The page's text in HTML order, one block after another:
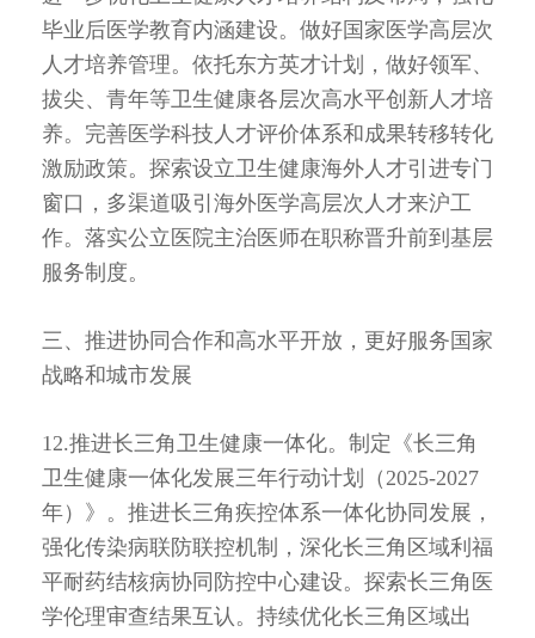
毕业后医学教育内涵建设。做好国家医学高层次
人才培养管理。依托东方英才计划，做好领军、
拔尖、青年等卫生健康各层次高水平创新人才培
养。完善医学科技人才评价体系和成果转移转化
激励政策。探索设立卫生健康海外人才引进专门
窗口，多渠道吸引海外医学高层次人才来沪工
作。落实公立医院主治医师在职称晋升前到基层
服务制度。
三、推进协同合作和高水平开放，更好服务国家
战略和城市发展
12.推进长三角卫生健康一体化。制定《长三角
卫生健康一体化发展三年行动计划（2025-2027
年）》。推进长三角疾控体系一体化协同发展，
强化传染病联防联控机制，深化长三角区域利福
平耐药结核病协同防控中心建设。探索长三角医
学伦理审查结果互认。持续优化长三角区域出